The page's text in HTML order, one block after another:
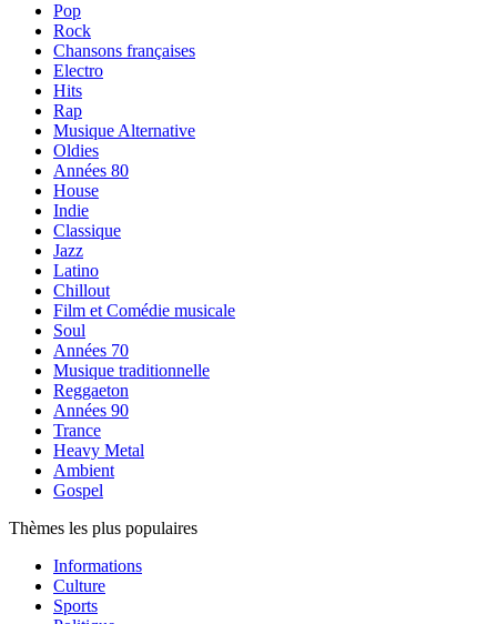
Pop
Rock
Chansons françaises
Electro
Hits
Rap
Musique Alternative
Oldies
Années 80
House
Indie
Classique
Jazz
Latino
Chillout
Film et Comédie musicale
Soul
Années 70
Musique traditionnelle
Reggaeton
Années 90
Trance
Heavy Metal
Ambient
Gospel
Thèmes les plus populaires
Informations
Culture
Sports